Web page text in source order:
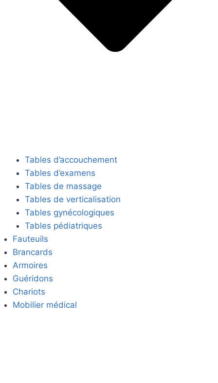
Tables d’accouchement
Tables d’examens
Tables de massage
Tables de verticalisation
Tables gynécologiques
Tables pédiatriques
Fauteuils
Brancards
Armoires
Guéridons
Chariots
Mobilier médical